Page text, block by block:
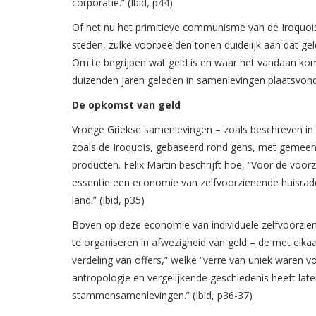
Of het nu het primitieve communisme van de
steden, zulke voorbeelden tonen duidelijk aan dat
Om te begrijpen wat geld is en waar het vandaan
duizenden jaren geleden in samenlevingen
De opkomst van geld
Vroege Griekse samenlevingen – zoals beschreven
zoals de Iroquois, gebaseerd rond gens, met
producten. Felix Martin beschrijft hoe, “Voor de
essentie een economie van zelfvoorzienende
land.” (Ibid, p35)
Boven op deze economie van individuele
te organiseren in afwezigheid van geld – de met
verdeling van offers,” welke “verre van uniek waren
antropologie en vergelijkende geschiedenis heeft
stammensamenlevingen.” (Ibid, p36-37)